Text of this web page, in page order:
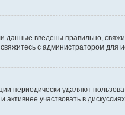
данные введены правильно,
с администратором для
периодически удаляют
участвовать в